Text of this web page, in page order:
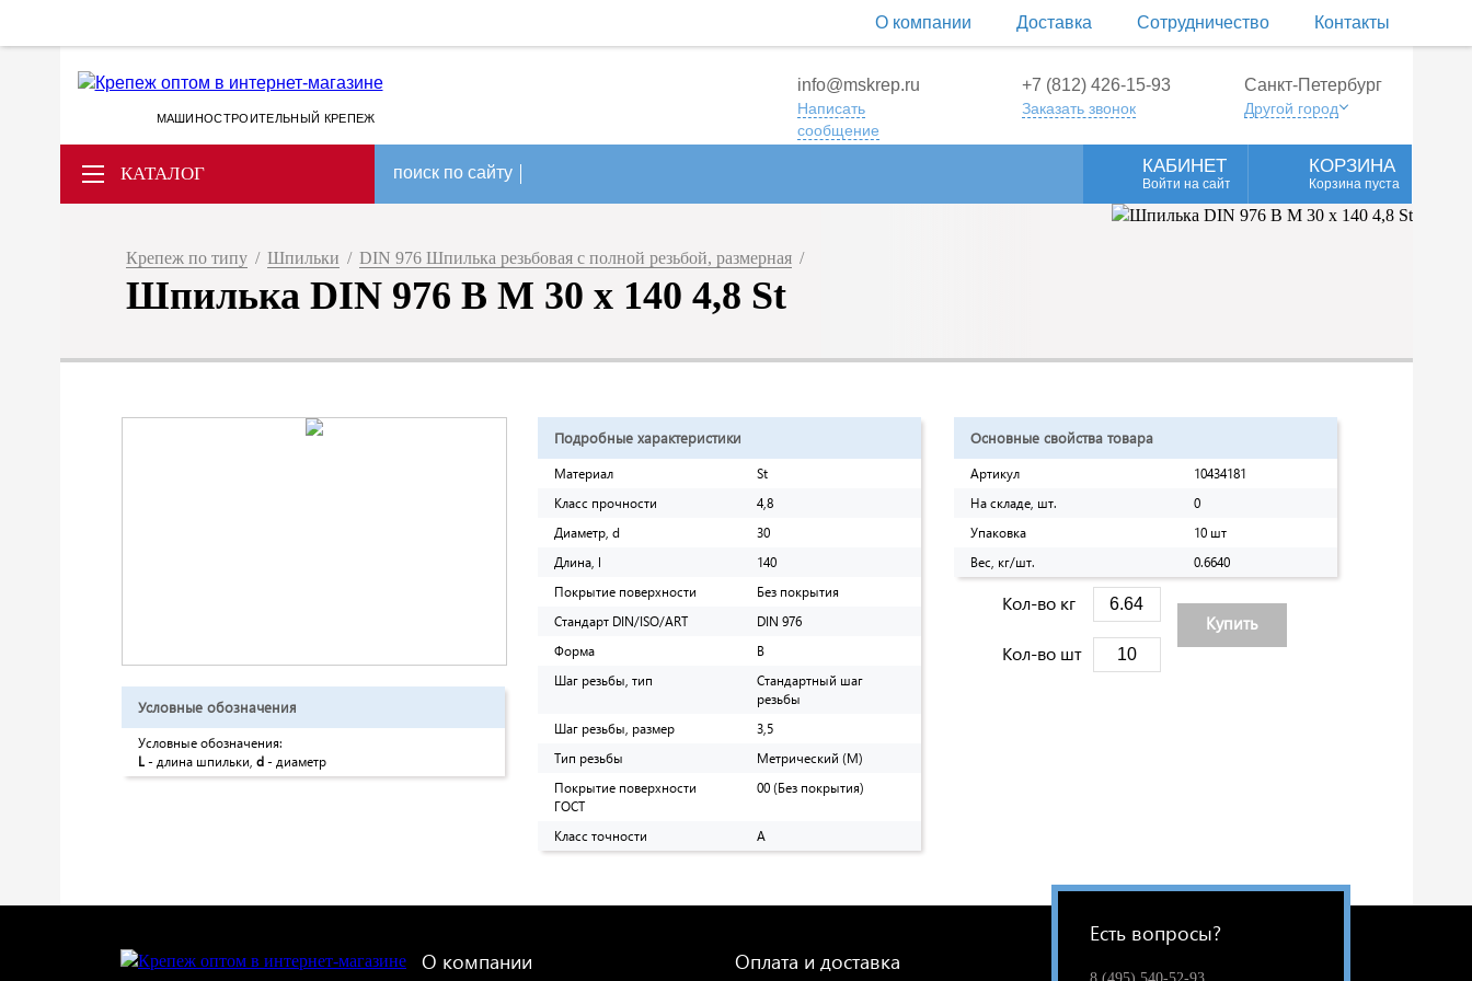
О компании Доставка Сотрудничество Контакты
МАШИНОСТРОИТЕЛЬНЫЙ КРЕПЕЖ
info@mskrep.ru
Написать
сообщение
+7 (812) 426-15-93
Заказать звонок
Санкт-Петербург
Другой город
КАТАЛОГ поиск по сайту КАБИНЕТ
Войти на сайт
КОРЗИНА
Корзина пуста
Крепеж по типу / Шпильки / DIN 976 Шпилька резьбовая с полной резьбой, размерная /
Шпилька DIN 976 B M 30 х 140 4,8 St
Условные обозначения
Условные обозначения:
L- длина шпильки, d- диаметр
Подробные характеристики
Материал
St
Класс прочности
4,8
Диаметр, d
30
Длина, l
140
Покрытие поверхности
Без покрытия
Стандарт DIN/ISO/ART
DIN 976
Форма
B
Шаг резьбы, тип
Стандартный шаг
резьбы
Шаг резьбы, размер
3,5
Тип резьбы
Метрический (M)
Покрытие поверхности
ГОСТ
00 (Без покрытия)
Класс точности A
Основные свойства товара
Артикул
10434181
На складе, шт.
0
Упаковка
10 шт
Вес, кг/шт.
0.6640
Кол-во кг
Кол-во шт
Купить
О компании Оплата и доставка
Есть вопросы?